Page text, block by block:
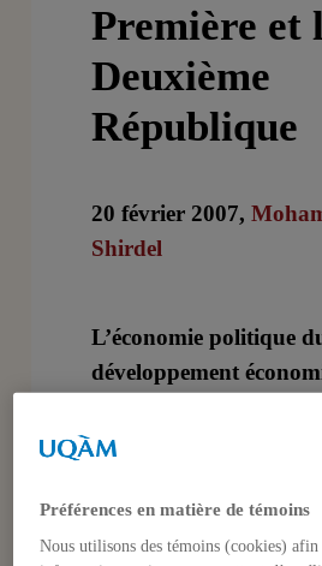
Première et
Deuxième
République
20 février 2007,
Shirdel
L’économie politique
développement
Première partie : 1980 –
le changement et la
stratégies de
Préférences en matière de témoins
Nous utilisons des témoins (cookies) afin